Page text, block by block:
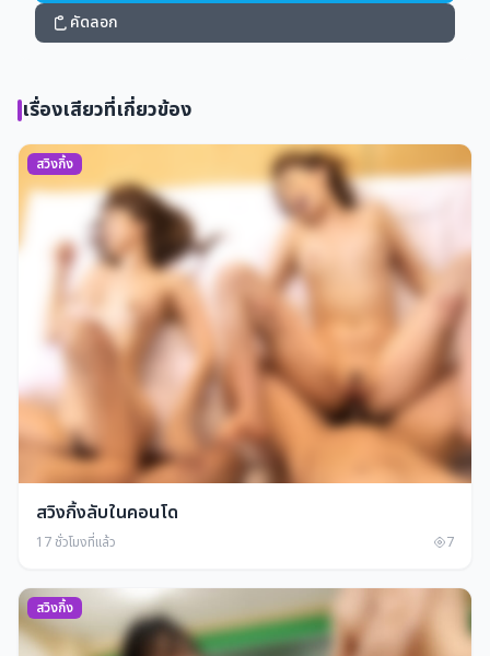
คัดลอก
เรื่องเสียวที่เกี่ยวข้อง
สวิงกิ้ง
สวิงกิ้งลับในคอนโด
17 ชั่วโมงที่แล้ว 7
สวิงกิ้ง